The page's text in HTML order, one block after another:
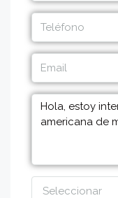
Seleccionar